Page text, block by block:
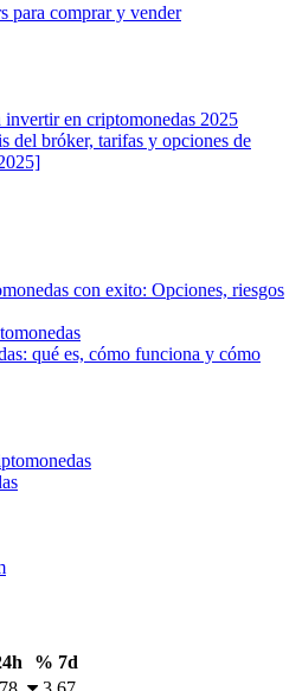
para comprar y vender
invertir en criptomonedas 2025
del bróker, tarifas y opciones de
con exito: Opciones, riesgos
qué es, cómo funciona y cómo
% 7d